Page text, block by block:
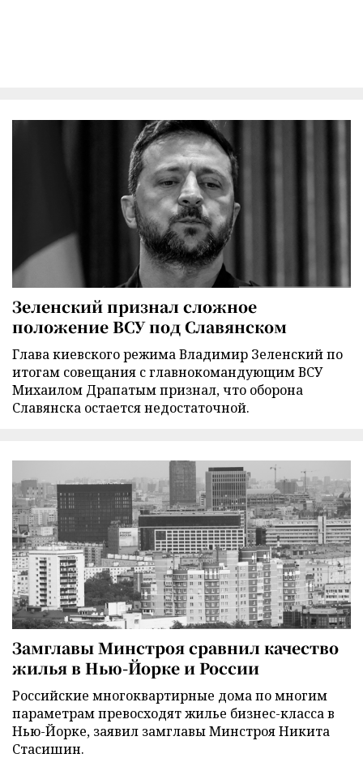
Зеленский признал сложное
положение ВСУ под Славянском
Глава киевского режима Владимир Зеленский по
итогам совещания с главнокомандующим ВСУ
Михаилом Драпатым признал, что оборона
Славянска остается недостаточной.
Замглавы Минстроя сравнил качество
жилья в Нью-Йорке и России
Российские многоквартирные дома по многим
параметрам превосходят жилье бизнес-класса в
Нью-Йорке, заявил замглавы Минстроя Никита
Стасишин.